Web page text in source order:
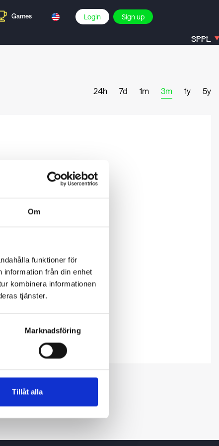
Om
funktioner för
från din enhet
kombinera informationen
tjänster.
Marknadsföring
Tillåt alla
Games Login Sign up
SPPL
24h 7d 1m 3m 1y 5y